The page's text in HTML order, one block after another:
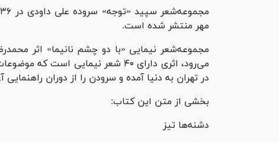
مهر منتشر شده است.
مجموعه‌شعر نیمایی «با دو چشم نانیما» اثر
در تهران به دنیا آمده و سرودن را از دوران راهنمایی
بخشی از متن این کتاب:
دشنه‌ها تیز